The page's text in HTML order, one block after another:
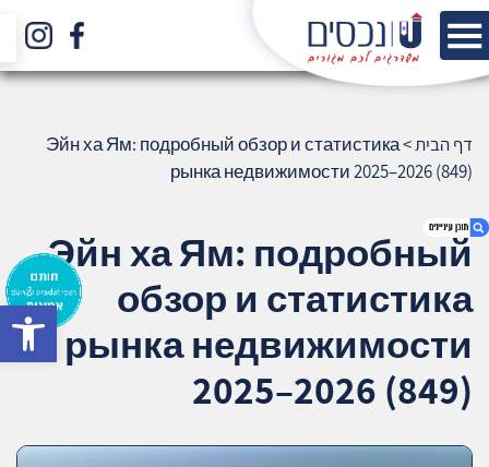
1. Эйн ха Ям: подробный обзор и
статистика рынка недвижимости 2025–
2026 (849)
2. אודות U נכסים
דף הבית>
Эйн ха Ям: подробный обзор и статистика
рынка недвижимости 2025–2026 (849)
Эйн ха Ям: подробный
обзор и статистика
рынка недвижимости
2025–2026 (849)